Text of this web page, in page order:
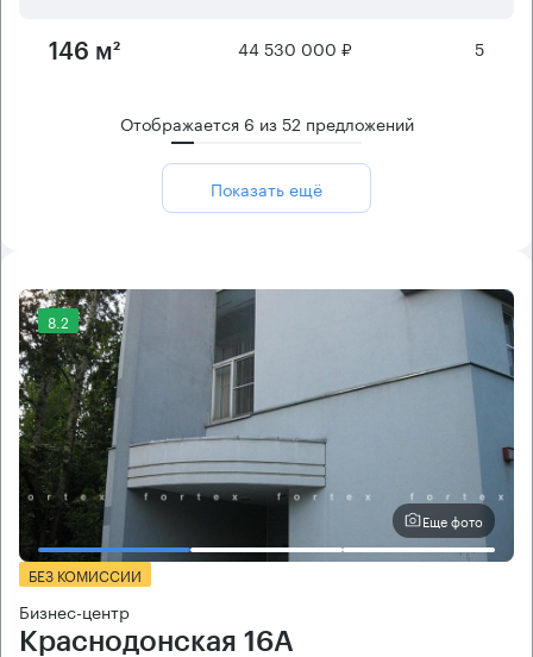
146 м² 44 530 000 ₽ 5
Отображается 6 из52 предложений
Показать ещё
8.2
Еще фото
БЕЗ КОМИССИИ
Бизнес-центр
Краснодонская 16А